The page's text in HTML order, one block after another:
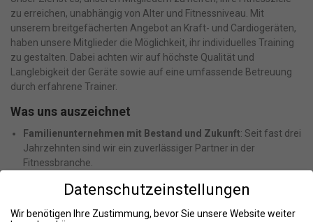
zu erreichen, unabhängig von Alter und Fitnessniveau. Mit
unserem breitgefächerten Angebot an Kraft- und Cardiogeräten,
haben unsere Mitglieder die Möglichkeit, ihr individuelles Training
zu gestalten. Dabei achten wir auf höchste Qualität und
Langlebigkeit der Geräte sowie auf eine umfassende Betreuung
durch erfahrene Trainer.
Was uns auszeichnet
Familienunternehmen mit Bestand und Zukunft: Seit fast drei
Jahrzehnten sind wir ein zuverlässiger Partner in der
Fitnessbranche.
vielfältig, sondern auch mit Tageslicht durchflutet, um eine
angenehme Trainingsumgebung zu gewährleisten.
Datenschutzeinstellungen
Wir benötigen Ihre Zustimmung, bevor Sie unsere Website weiter